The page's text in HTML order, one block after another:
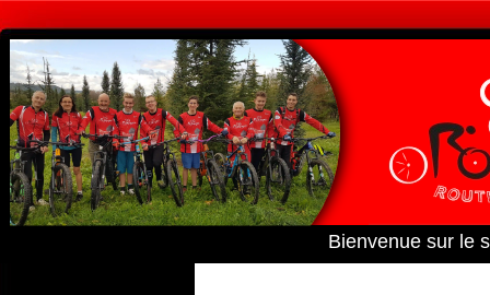
Bienvenue sur le